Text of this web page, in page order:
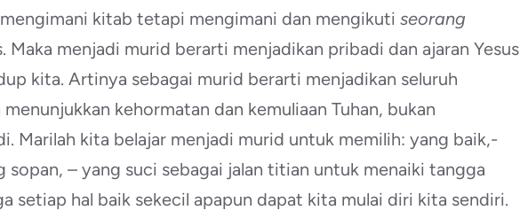
kitab tetapi mengimani dan mengikuti seorang
Maka menjadi murid berarti menjadikan pribadi dan ajaran Yesus
kita. Artinya sebagai murid berarti menjadikan seluruh
kehormatan dan kemuliaan Tuhan, bukan
Marilah kita belajar menjadi murid untuk memilih: yang baik,-
sopan, – yang suci sebagai jalan titian untuk menaiki tangga
setiap hal baik sekecil apapun dapat kita mulai diri kita sendiri.